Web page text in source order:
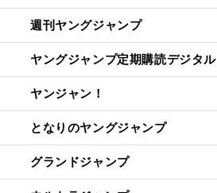
週刊ヤングジャンプ
ヤングジャンプ定期購読デジタル
ヤンジャン！
となりのヤングジャンプ
グランドジャンプ